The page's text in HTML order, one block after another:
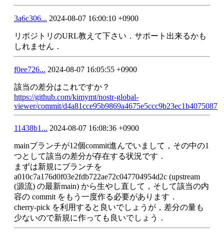
3a6c306... 2024-08-07 16:00:10 +0900
リポジトリのURL教えて下さい．サポート出来るかも
しれません．
f0ee726... 2024-08-07 16:05:55 +0900
該当の差分はこれですか？
https://github.com/kimymt/nostr-global-
viewer/commit/d4a81cce95b9869a4675e5ccc9b23ec1b4075087
11438b1... 2024-08-07 16:08:36 +0900
mainブランチが12個commit進んでいまして，その中の1
つとして該当の差分が存在する状況です．
まずは新規にブランチを
a010c7a176d0f03e2fdb722ae72c047704954d2c (upstream
(源流) の最新main) から生やし直して，そして該当の内
容の commit をもう一度作る必要があります．
cherry-pick を利用すると良いでしょうが，差分の量も
少ないので新規に作っても良いでしょう．